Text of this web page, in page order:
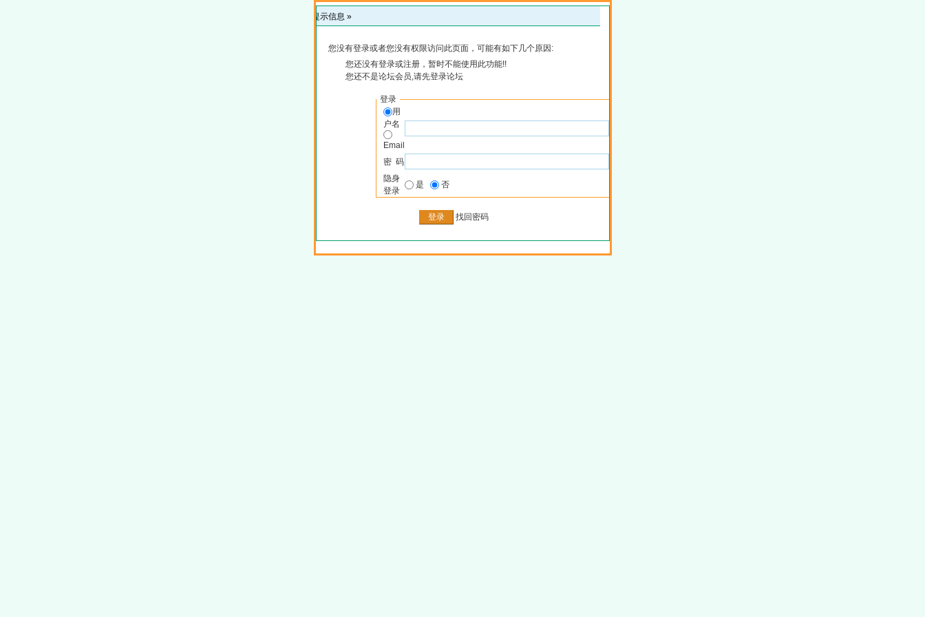
提示信息 »
您没有登录或者您没有权限访问此页面，可能有如下几个原因:
您还没有登录或注册，暂时不能使用此功能!!
您还不是论坛会员,请先登录论坛
登录
用
户名
Email
密 码
隐身
登录
是 否
找回密码